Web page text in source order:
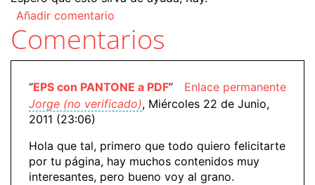
Añadir comentario
Comentarios
Enlace permanente
“EPS con PANTONE a PDF”
Jorge (no verificado), Miércoles 22 de Junio,
2011 (23:06)
Hola que tal, primero que todo quiero felicitarte
por tu página, hay muchos contenidos muy
interesantes, pero bueno voy al grano.